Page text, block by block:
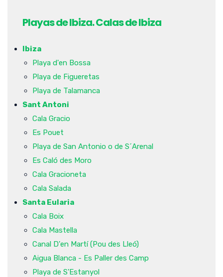
Playas de Ibiza. Calas de Ibiza
Ibiza
Playa d'en Bossa
Playa de Figueretas
Playa de Talamanca
Sant Antoni
Cala Gracio
Es Pouet
Playa de San Antonio o de S´Arenal
Es Caló des Moro
Cala Gracioneta
Cala Salada
Santa Eularia
Cala Boix
Cala Mastella
Canal D'en Martí (Pou des Lleó)
Aigua Blanca - Es Paller des Camp
Playa de S'Estanyol